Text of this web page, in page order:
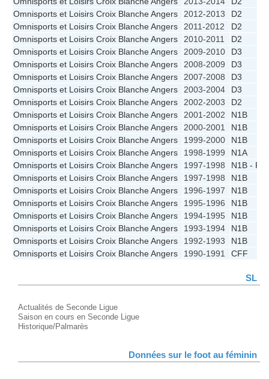
Omnisports et Loisirs Croix Blanche Angers
2012-2013
D2
Omnisports et Loisirs Croix Blanche Angers
2011-2012
D2
Omnisports et Loisirs Croix Blanche Angers
2010-2011
D2
Omnisports et Loisirs Croix Blanche Angers
2009-2010
D3
Omnisports et Loisirs Croix Blanche Angers
2008-2009
D3
Omnisports et Loisirs Croix Blanche Angers
2007-2008
D3
Omnisports et Loisirs Croix Blanche Angers
2003-2004
D3
Omnisports et Loisirs Croix Blanche Angers
2002-2003
D2
Omnisports et Loisirs Croix Blanche Angers
2001-2002
N1B
Omnisports et Loisirs Croix Blanche Angers
2000-2001
N1B
Omnisports et Loisirs Croix Blanche Angers
1999-2000
N1B
Omnisports et Loisirs Croix Blanche Angers
1998-1999
N1A
Omnisports et Loisirs Croix Blanche Angers
1997-1998
N1B - PF
Omnisports et Loisirs Croix Blanche Angers
1997-1998
N1B
Omnisports et Loisirs Croix Blanche Angers
1996-1997
N1B
Omnisports et Loisirs Croix Blanche Angers
1995-1996
N1B
Omnisports et Loisirs Croix Blanche Angers
1994-1995
N1B
Omnisports et Loisirs Croix Blanche Angers
1993-1994
N1B
Omnisports et Loisirs Croix Blanche Angers
1992-1993
N1B
Omnisports et Loisirs Croix Blanche Angers
1990-1991 CFF
SL
Actualités de Seconde Ligue
Saison en cours en Seconde Ligue
Historique/Palmarès
Données sur le foot au féminin